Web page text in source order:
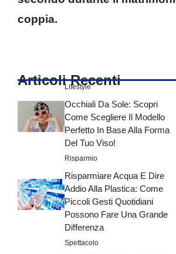
coppia.
Articoli Recenti
Lifestyle
Occhiali Da Sole: Scopri
Come Scegliere Il Modello
Perfetto In Base Alla Forma
Del Tuo Viso!
Risparmio
Risparmiare Acqua E Dire
Addio Alla Plastica: Come
Piccoli Gesti Quotidiani
Possono Fare Una Grande
Differenza
Spettacolo